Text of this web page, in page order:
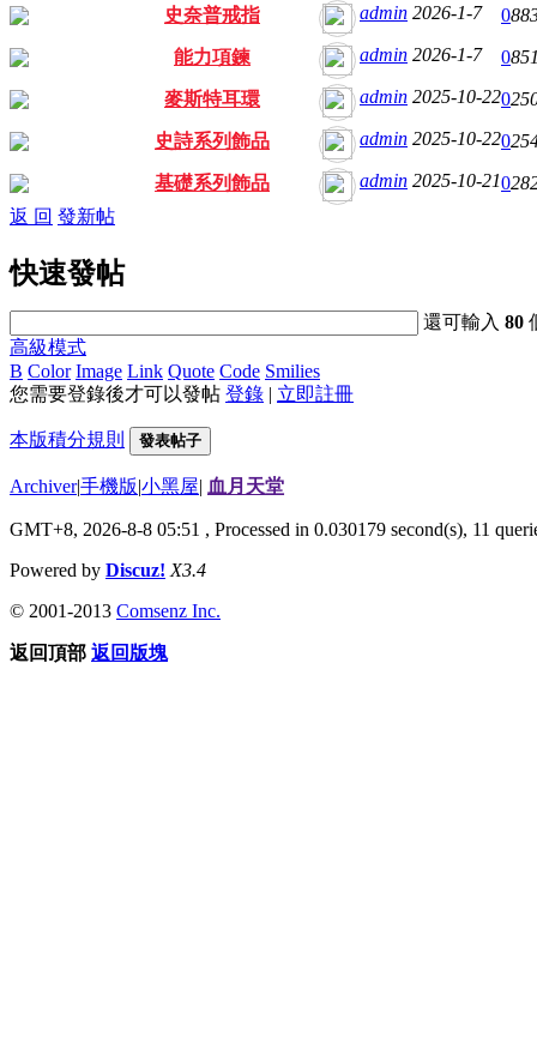
史奈普戒指
admin 2026-1-7 0
能力項鍊 admin 2026-1-7 0
麥斯特耳環 admin 2025-10-220
史詩系列飾品 admin 2025-10-220
基礎系列飾品 admin 2025-10-210
返 回 發新帖
快速發帖
還可輸入80
高級模式
B Color Image Link Quote Code Smilies
您需要登錄後才可以發帖 登錄 | 立即註冊
本版積分規則 發表帖子
Archiver|手機版|小黑屋| 血月天堂
GMT+8, 2026-8-8 05:51 , Processed in 0.030179 second(s), 11
Powered by Discuz! X3.4
© 2001-2013 Comsenz Inc.
返回頂部 返回版塊